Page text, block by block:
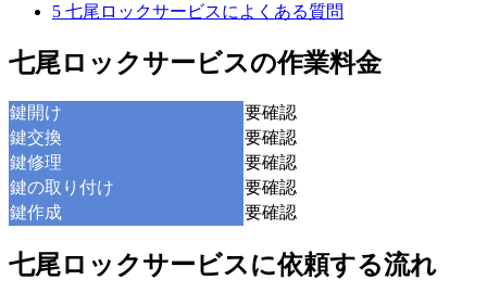
5 七尾ロックサービスによくある質問
七尾ロックサービスの作業料金
鍵開け
要確認
鍵交換
要確認
鍵修理
要確認
鍵の取り付け
要確認
鍵作成
要確認
七尾ロックサービスに依頼する流れ